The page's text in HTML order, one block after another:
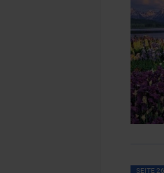
SEITE 26